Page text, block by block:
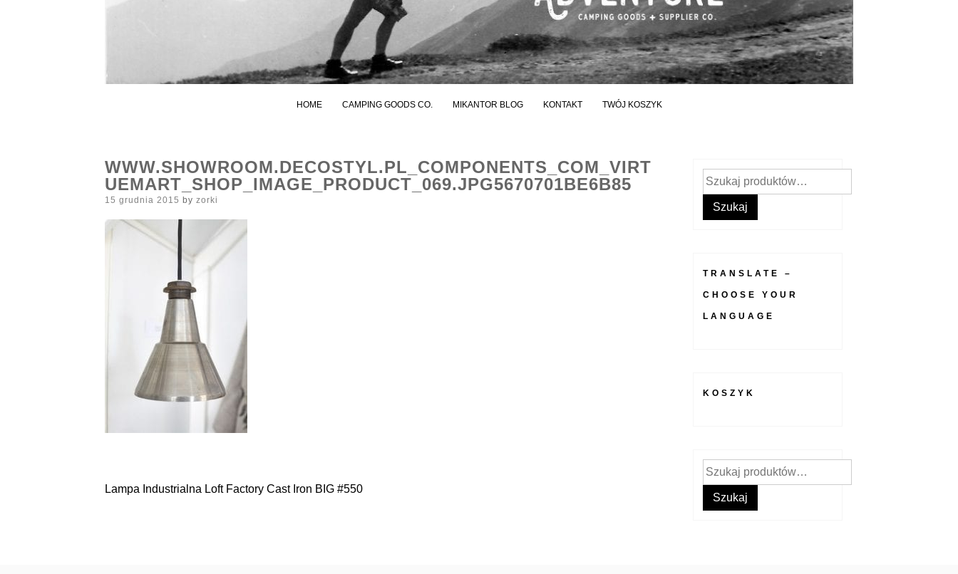
HOME CAMPING GOODS CO. MIKANTOR BLOG KONTAKT TWÓJ KOSZYK
WWW.SHOWROOM.DECOSTYL.PL_COMPONENTS_COM_VIRT
UEMART_SHOP_IMAGE_PRODUCT_069.JPG5670701BE6B85
Posted
15 grudnia 2015 by zorki
Nawigacja
Lampa Industrialna Loft Factory Cast Iron BIG #550
Szukaj:
Szukaj
TRANSLATE –
CHOOSE YOUR
LANGUAGE
KOSZYK
Szukaj:
Szukaj